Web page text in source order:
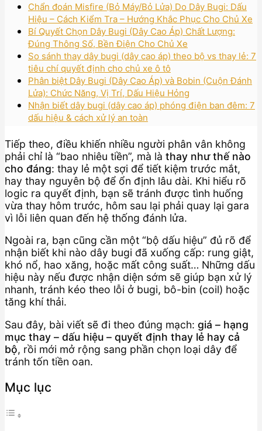
Chẩn đoán Misfire (Bỏ Máy/Bỏ Lửa) Do Dây Bugi: Dấu
Hiệu – Cách Kiểm Tra – Hướng Khắc Phục Cho Chủ Xe
Bí Quyết Chọn Dây Bugi (Dây Cao Áp) Chất Lượng:
Đúng Thông Số, Bền Điện Cho Chủ Xe
So sánh thay dây bugi (dây cao áp) theo bộ vs thay lẻ: 7
tiêu chí quyết định cho chủ xe ô tô
Phân biệt Dây Bugi (Dây Cao Áp) và Bobin (Cuộn Đánh
Lửa): Chức Năng, Vị Trí, Dấu Hiệu Hỏng
Nhận biết dây bugi (dây cao áp) phóng điện ban đêm: 7
dấu hiệu & cách xử lý an toàn
Tiếp theo, điều khiến nhiều người phân vân không
phải chỉ là “bao nhiêu tiền”, mà là thay như thế nào
cho đáng: thay lẻ một sợi để tiết kiệm trước mắt,
hay thay nguyên bộ để ổn định lâu dài. Khi hiểu rõ
logic ra quyết định, bạn sẽ tránh được tình huống
vừa thay hôm trước, hôm sau lại phải quay lại gara
vì lỗi liên quan đến hệ thống đánh lửa.
Ngoài ra, bạn cũng cần một “bộ dấu hiệu” đủ rõ để
nhận biết khi nào dây bugi đã xuống cấp: rung giật,
khó nổ, hao xăng, hoặc mất công suất… Những dấu
hiệu này nếu được nhận diện sớm sẽ giúp bạn xử lý
nhanh, tránh kéo theo lỗi ở bugi, bô-bin (coil) hoặc
tăng khí thải.
Sau đây, bài viết sẽ đi theo đúng mạch: giá – hạng
mục thay – dấu hiệu – quyết định thay lẻ hay cả
bộ, rồi mới mở rộng sang phần chọn loại dây để
tránh tốn tiền oan.
Mục lục